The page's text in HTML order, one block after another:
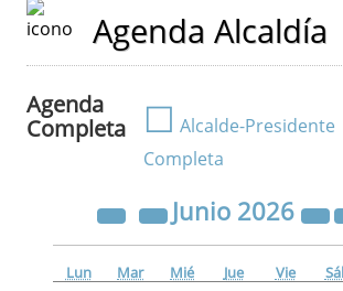
Agenda Alcaldía
Agenda
Completa
☐ Alcalde-Presidente
Completa
Junio 2026
Lun Mar Mié Jue Vie